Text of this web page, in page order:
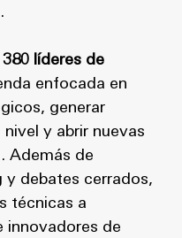
380 líderes de
enfocada en
generar
y abrir nuevas
Además de
debates cerrados,
técnicas a
innovadores de